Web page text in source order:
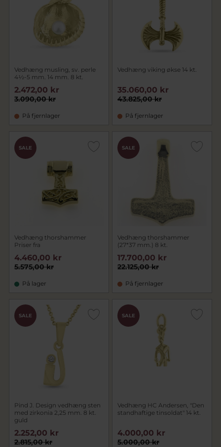
Vedhæng musling, sv. perle
4½-5 mm. 14 mm. 8 kt.
3.090,00 kr
2.472,00 kr
På fjernlager
Vedhæng viking økse 14 kt.
43.825,00 kr
35.060,00 kr
På fjernlager
SALE
Vedhæng thorshammer
Priser fra
5.575,00 kr
4.460,00 kr
På lager
SALE
Vedhæng thorshammer
(27*37 mm.) 8 kt.
22.125,00 kr
17.700,00 kr
På fjernlager
SALE
Pind J. Design vedhæng sten
med zirkonia 2,25 mm. 8 kt.
guld
2.815,00 kr
2.252,00 kr
SALE
Vedhæng HC Andersen, "Den
standhaftige tinsoldat" 14 kt.
5.000,00 kr
4.000,00 kr